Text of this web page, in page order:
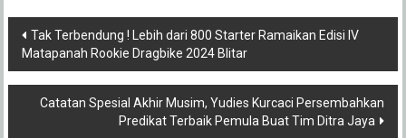
Post
navigation
Tak Terbendung ! Lebih dari 800 Starter Ramaikan Edisi IV
Matapanah Rookie Dragbike 2024 Blitar
Catatan Spesial Akhir Musim, Yudies Kurcaci Persembahkan
Predikat Terbaik Pemula Buat Tim Ditra Jaya